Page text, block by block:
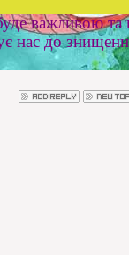
важливою та
нас до